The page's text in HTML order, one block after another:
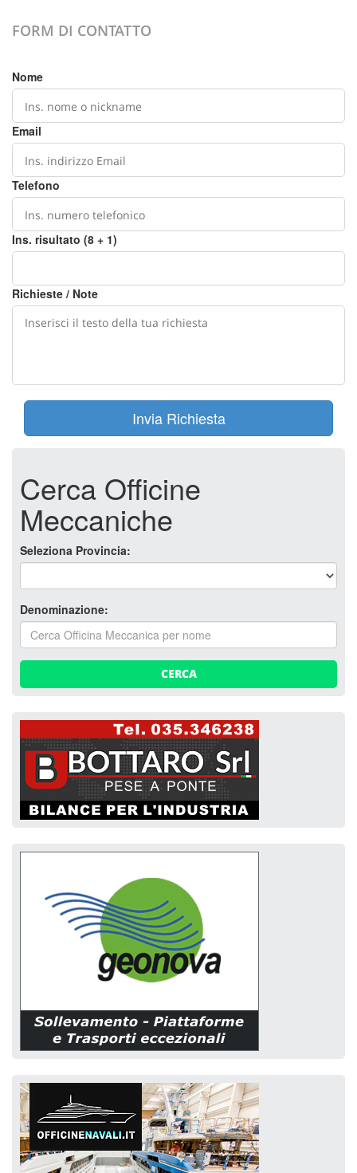
FORM DI CONTATTO
Nome
Email
Telefono
Ins. risultato (8 + 1)
Richieste / Note
Invia Richiesta
Cerca Officine
Meccaniche
Seleziona Provincia:
Denominazione:
CERCA